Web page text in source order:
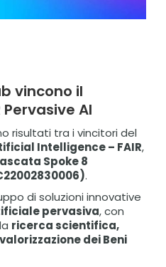
vincono il
AI
risultati tra i vincitori del
Intelligence – FAIR,
Spoke 8
.
di soluzioni innovative
pervasiva, con
ricerca scientifica,
dei Beni